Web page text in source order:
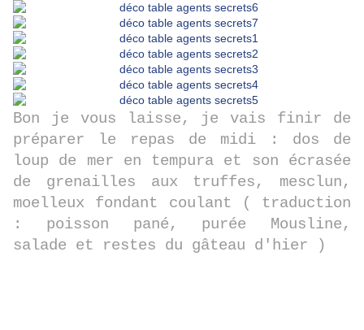
Bon je vous laisse, je vais finir de
préparer le repas de midi : dos de
loup de mer en tempura et son écrasée
de grenailles aux truffes, mesclun,
moelleux fondant coulant ( traduction
: poisson pané, purée Mousline,
salade et restes du gâteau d'hier )